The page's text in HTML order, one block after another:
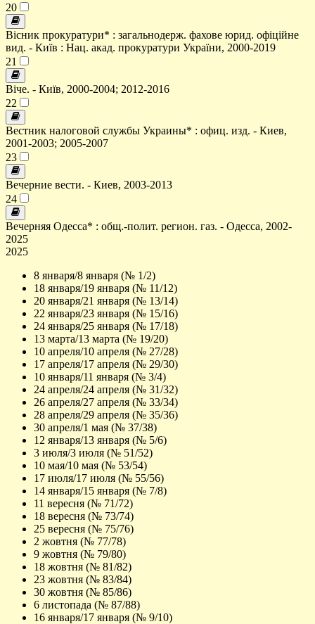
20
Вісник прокуратури* : загальнодерж. фахове юрид. офіційне
вид. - Київ : Нац. акад. прокуратури України, 2000-2019
21
Віче. - Київ, 2000-2004; 2012-2016
22
Вестник налоговой службы Украины* : офиц. изд. - Киев,
2001-2003; 2005-2007
23
Вечерние вести. - Киев, 2003-2013
24
Вечерняя Одесса* : общ.-полит. регион. газ. - Одесса, 2002-
2025
2025
8 января/8 января (№ 1/2)
18 января/19 января (№ 11/12)
20 января/21 января (№ 13/14)
22 января/23 января (№ 15/16)
24 января/25 января (№ 17/18)
13 марта/13 марта (№ 19/20)
10 апреля/10 апреля (№ 27/28)
17 апреля/17 апреля (№ 29/30)
10 января/11 января (№ 3/4)
24 апреля/24 апреля (№ 31/32)
26 апреля/27 апреля (№ 33/34)
28 апреля/29 апреля (№ 35/36)
30 апреля/1 мая (№ 37/38)
12 января/13 января (№ 5/6)
3 июля/3 июля (№ 51/52)
10 мая/10 мая (№ 53/54)
17 июля/17 июля (№ 55/56)
14 января/15 января (№ 7/8)
11 вересня (№ 71/72)
18 вересня (№ 73/74)
25 вересня (№ 75/76)
2 жовтня (№ 77/78)
9 жовтня (№ 79/80)
18 жовтня (№ 81/82)
23 жовтня (№ 83/84)
30 жовтня (№ 85/86)
6 листопада (№ 87/88)
16 января/17 января (№ 9/10)